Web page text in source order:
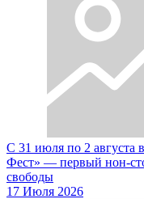
С 31 июля по 2 августа
Фест» — первый нон-
свободы
17 Июля 2026